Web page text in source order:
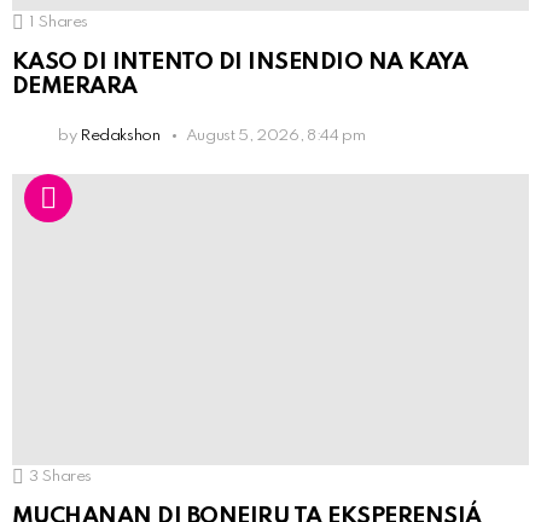
Shares
KASO DI INTENTO DI INSENDIO NA KAYA
DEMERARA
by Redakshon August 5, 2026, 8:44 pm
3 Shares
MUCHANAN DI BONEIRU TA EKSPERENSIÁ